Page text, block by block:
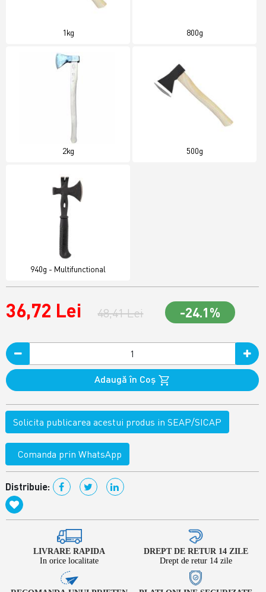
1kg 800g
2kg 500g
940g - Multifunctional
36,72 Lei 48,41 Lei -24.1%
Adaugă în Coş
Solicita publicarea acestui produs in SEAP/SICAP
Comanda prin WhatsApp
Distribuie:
LIVRARE RAPIDA
In orice localitate
DREPT DE RETUR 14 ZILE
Drept de retur 14 zile